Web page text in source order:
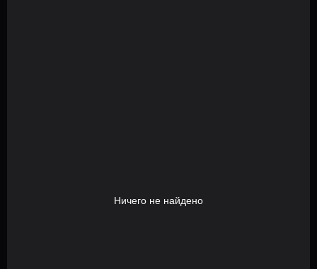
Ничего не найдено